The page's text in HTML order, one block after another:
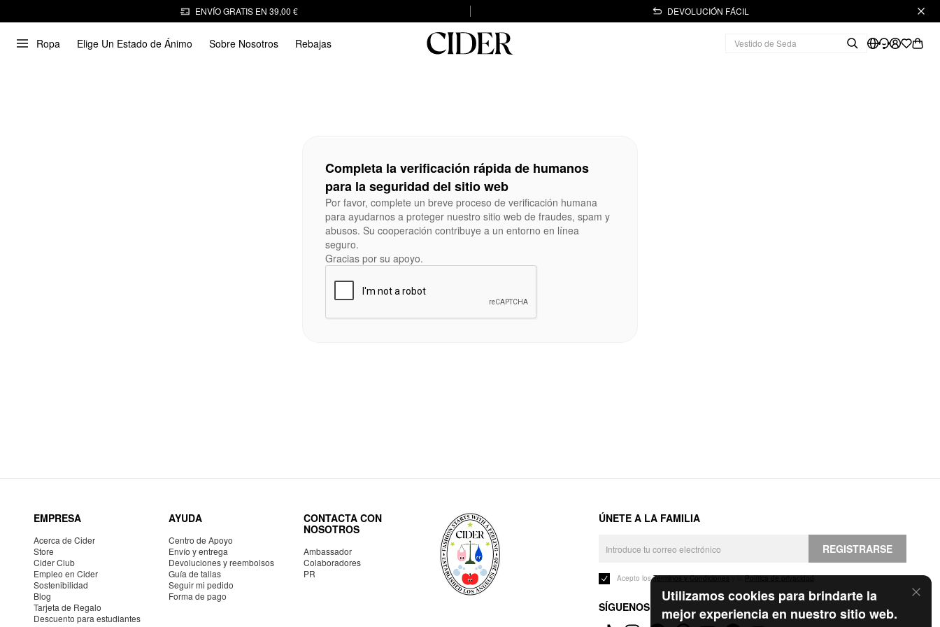
ENVÍO GRATIS EN 39,00 € DEVOLUCIÓN FÁCIL
Ropa Elige Un Estado de Ánimo Sobre Nosotros Rebajas
Utilizamos cookies para brindarte la
mejor experiencia en nuestro sitio web.
Completa la verificación rápida de humanos
para la seguridad del sitio web
Por favor, complete un breve proceso de verificación humana
para ayudarnos a proteger nuestro sitio web de fraudes, spam y
abusos. Su cooperación contribuye a un entorno en línea
seguro.
Gracias por su apoyo.
EMPRESA
Acerca de Cider
Store
Cider Club
Empleo en Cider
Sostenibilidad
Blog
Tarjeta de Regalo
Descuento para estudiantes
AYUDA
Centro de Apoyo
Envío y entrega
Devoluciones y reembolsos
Guía de tallas
Seguir mi pedido
Forma de pago
CONTACTA CON
NOSOTROS
Ambassador
Colaboradores
PR
ÚNETE A LA FAMILIA
REGISTRARSE
Acepto losTérminos y Condicionesy laPolítica de privacidad.
SÍGUENOS